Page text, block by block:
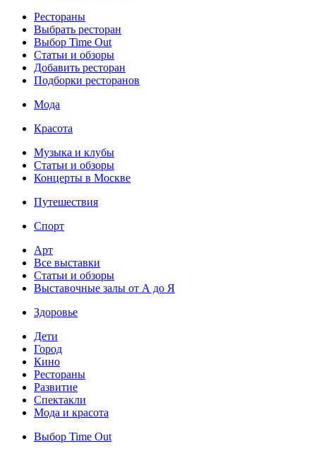
Рестораны
Выбрать ресторан
Выбор Time Out
Статьи и обзоры
Добавить ресторан
Подборки ресторанов
Мода
Красота
Музыка и клубы
Статьи и обзоры
Концерты в Москве
Путешествия
Спорт
Арт
Все выставки
Статьи и обзоры
Выставочные залы от А до Я
Здоровье
Дети
Город
Кино
Рестораны
Развитие
Спектакли
Мода и красота
Выбор Time Out